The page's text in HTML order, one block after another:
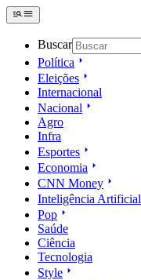
Buscar
Política
Eleições
Internacional
Nacional
Agro
Infra
Esportes
Economia
CNN Money
Inteligência Artificial
Pop
Saúde
Ciência
Tecnologia
Style